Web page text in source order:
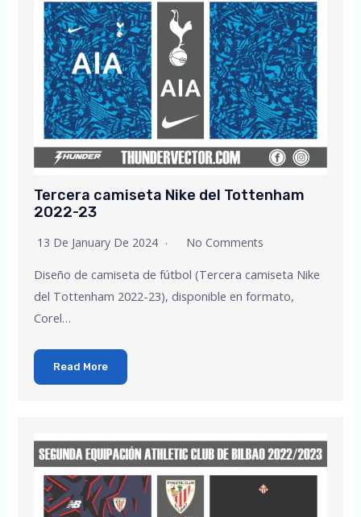
Tercera camiseta Nike del Tottenham
2022-23
13 De January De 2024 No Comments
Diseño de camiseta de fútbol (Tercera camiseta Nike
del Tottenham 2022-23), disponible en formato,
Corel…
Read More